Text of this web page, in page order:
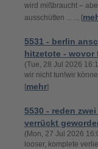
wird mißbraucht –
ausschütten ... ... [
5531 - berlin
hitzetote - wovor
(Tue, 28 Jul 2026
wir nicht tun!wir
[mehr]
5530 - reden
verrückt
(Mon, 27 Jul 2026
looser, komplete